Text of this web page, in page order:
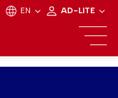
EN AD-LITE